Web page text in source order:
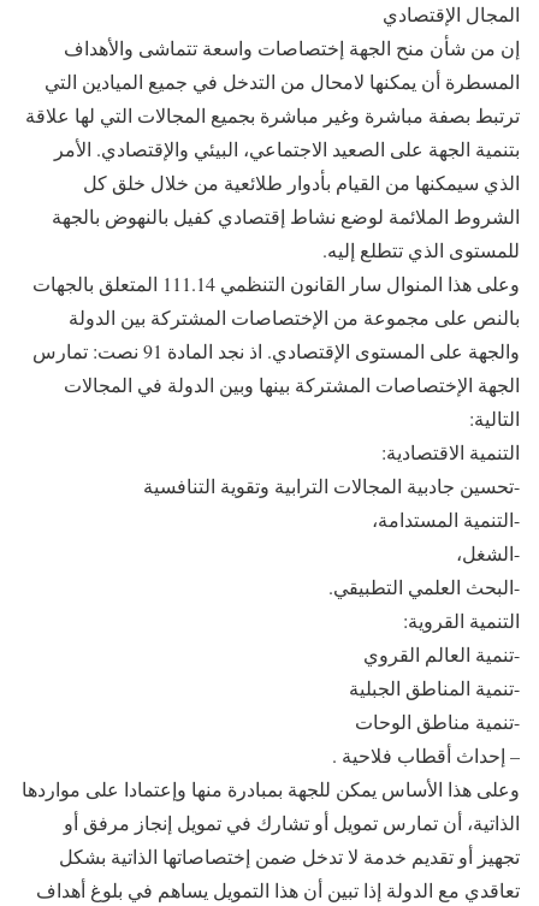
المجال الإقتصادي
إن من شأن منح الجهة إختصاصات واسعة تتماشى والأهداف
المسطرة أن يمكنها لامحال من التدخل في جميع الميادين التي
ترتبط بصفة مباشرة وغير مباشرة بجميع المجالات التي لها علاقة
بتنمية الجهة على الصعيد الاجتماعي، البيئي والإقتصادي. الأمر
الذي سيمكنها من القيام بأدوار طلائعية من خلال خلق كل
الشروط الملائمة لوضع نشاط إقتصادي كفيل بالنهوض بالجهة
للمستوى الذي تتطلع إليه.
وعلى هذا المنوال سار القانون التنظمي 111.14 المتعلق بالجهات
بالنص على مجموعة من الإختصاصات المشتركة بين الدولة
والجهة على المستوى الإقتصادي. اذ نجد المادة 91 نصت: تمارس
الجهة الإختصاصات المشتركة بينها وبين الدولة في المجالات
التالية:
التنمية الاقتصادية:
-تحسين جادبية المجالات الترابية وتقوية التنافسية
-التنمية المستدامة،
-الشغل،
-البحث العلمي التطبيقي.
التنمية القروية:
-تنمية العالم القروي
-تنمية المناطق الجبلية
-تنمية مناطق الوحات
– إحداث أقطاب فلاحية .
وعلى هذا الأساس يمكن للجهة بمبادرة منها وإعتمادا على مواردها
الذاتية، أن تمارس تمويل أو تشارك في تمويل إنجاز مرفق أو
تجهيز أو تقديم خدمة لا تدخل ضمن إختصاصاتها الذاتية بشكل
تعاقدي مع الدولة إذا تبين أن هذا التمويل يساهم في بلوغ أهداف